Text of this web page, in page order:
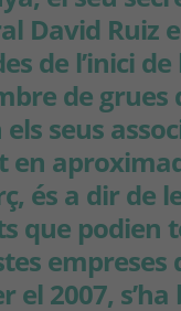
David Ruiz
de l’inici
de grues
seus
en
és a dir de
que podien
empreses
el 2007,